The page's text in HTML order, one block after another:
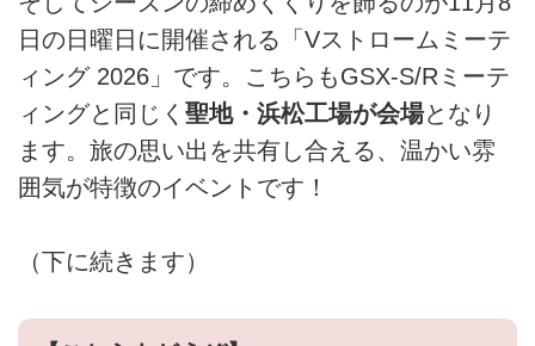
日の日曜日に開催される「Vストロームミーテ
ィング 2026」です。こちらもGSX-S/Rミーテ
ィングと同じく 聖地・浜松工場が会場となり
ます。旅の思い出を共有し合える、温かい雰
囲気が特徴のイベントです！
（下に続きます）